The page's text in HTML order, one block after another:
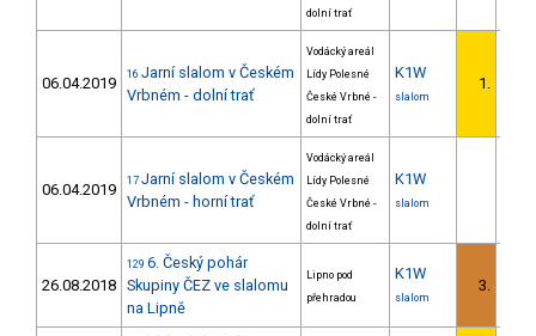
dolní trať
06.04.2019 16 Jarní slalom v Českém
Vrbném - dolní trať
Vodácký areál
Lídy Polesné
České Vrbné -
dolní trať
K1W
slalom
1.
06.04.2019 17 Jarní slalom v Českém
Vrbném - horní trať
Vodácký areál
Lídy Polesné
České Vrbné -
dolní trať
K1W
slalom
26.08.2018
129 6. Český pohár
Skupiny ČEZ ve slalomu
na Lipně
Lipno pod
přehradou
K1W
slalom
3.